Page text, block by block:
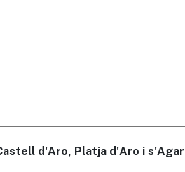
d'Aro, Platja d'Aro i